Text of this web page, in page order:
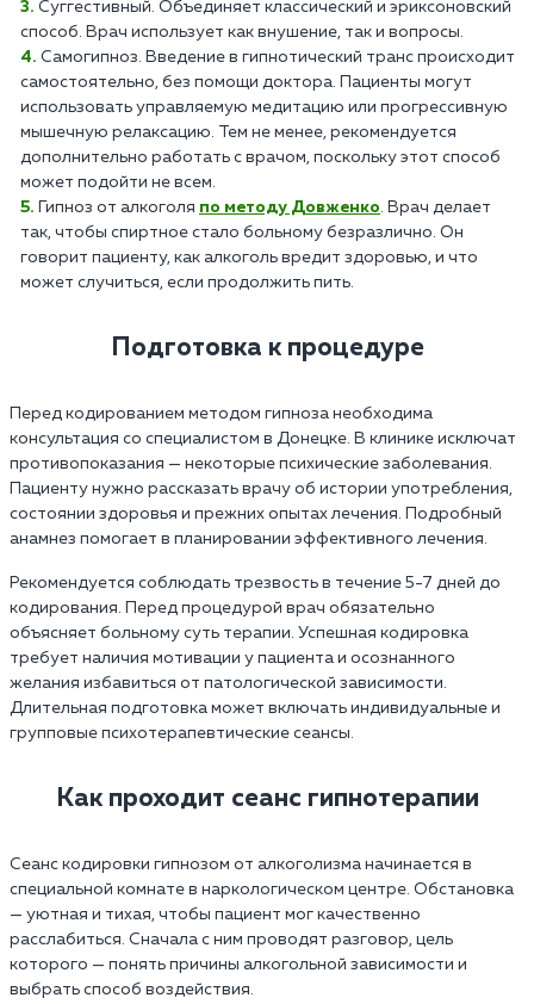
Суггестивный. Объединяет классический и эриксоновский
способ. Врач использует как внушение, так и вопросы.
Самогипноз. Введение в гипнотический транс происходит
самостоятельно, без помощи доктора. Пациенты могут
использовать управляемую медитацию или прогрессивную
мышечную релаксацию. Тем не менее, рекомендуется
дополнительно работать с врачом, поскольку этот способ
может подойти не всем.
Гипноз от алкоголя по методу Довженко . Врач делает
так, чтобы спиртное стало больному безразлично. Он
говорит пациенту, как алкоголь вредит здоровью, и что
может случиться, если продолжить пить.
Подготовка к процедуре
Перед кодированием методом гипноза необходима
консультация со специалистом в Донецке. В клинике исключат
противопоказания — некоторые психические заболевания.
Пациенту нужно рассказать врачу об истории употребления,
состоянии здоровья и прежних опытах лечения. Подробный
анамнез помогает в планировании эффективного лечения.
Рекомендуется соблюдать трезвость в течение 5-7 дней до
кодирования. Перед процедурой врач обязательно
объясняет больному суть терапии. Успешная кодировка
требует наличия мотивации у пациента и осознанного
желания избавиться от патологической зависимости.
Длительная подготовка может включать индивидуальные и
групповые психотерапевтические сеансы.
Как проходит сеанс гипнотерапии
Сеанс кодировки гипнозом от алкоголизма начинается в
специальной комнате в наркологическом центре. Обстановка
— уютная и тихая, чтобы пациент мог качественно
расслабиться. Сначала с ним проводят разговор, цель
которого — понять причины алкогольной зависимости и
выбрать способ воздействия.